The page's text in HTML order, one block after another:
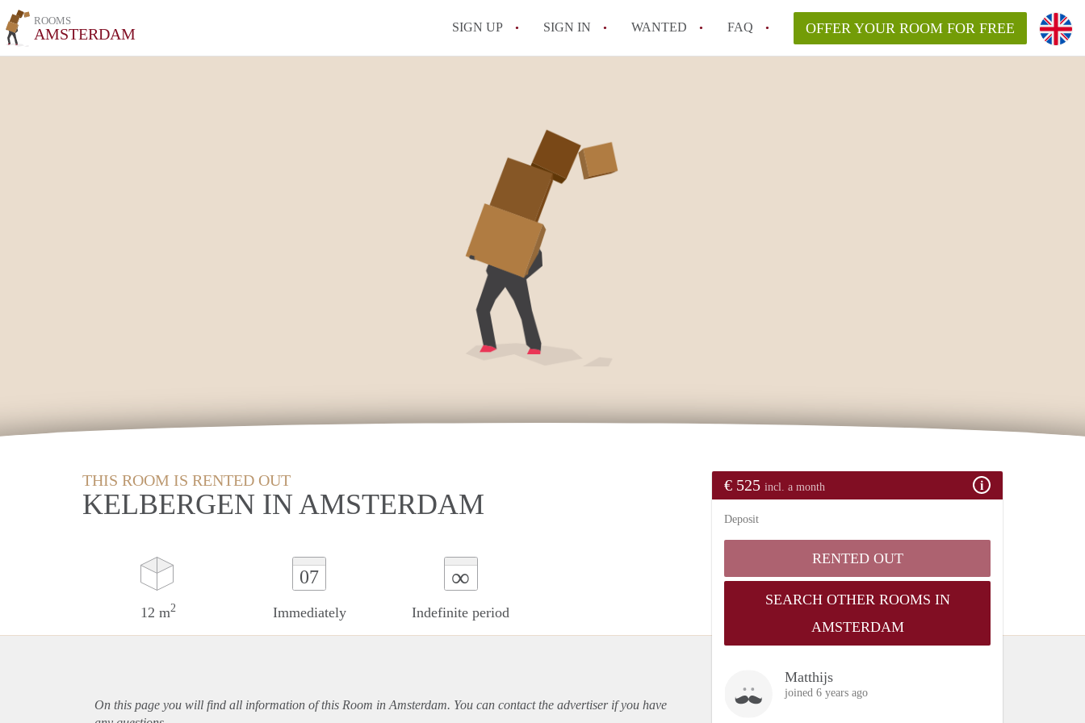
ROOMS
AMSTERDAM SIGN UP SIGN IN WANTED FAQ OFFER YOUR ROOM FOR FREE
THIS ROOM IS RENTED OUT
KELBERGEN IN AMSTERDAM
12 m2
07
Immediately
∞
Indefinite period
€ 525 incl. a month
Deposit
RENTED OUT
SEARCH OTHER ROOMS IN
AMSTERDAM
Matthijs
joined 6 years ago
On this page you will find all information of this Room in Amsterdam. You can contact the advertiser if you have